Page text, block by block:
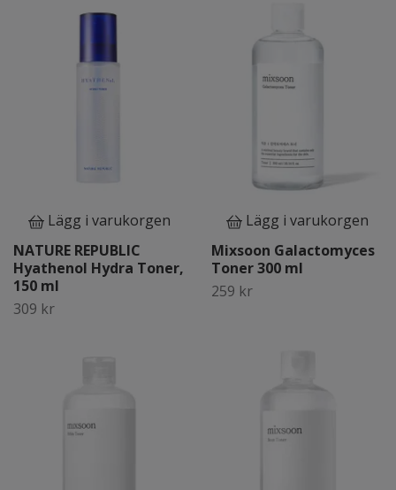
Lägg i varukorgen
NATURE REPUBLIC
Hyathenol Hydra Toner,
150 ml
309 kr
Lägg i varukorgen
Mixsoon Galactomyces
Toner 300 ml
259 kr